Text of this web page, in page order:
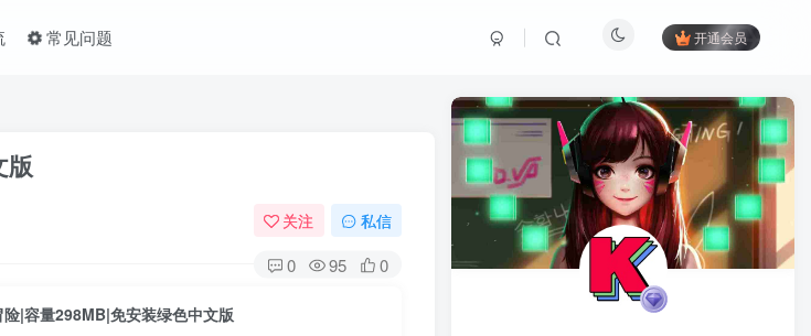
常见问题 开通会员
版
关注 私信
0 95 0
|容量298MB|免安装绿色中文版